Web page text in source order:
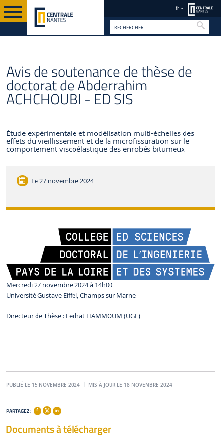
fr
Avis de soutenance de thèse de
doctorat de Abderrahim
ACHCHOUBI - ED SIS
Étude expérimentale et modélisation multi-échelles des
effets du vieillissement et de la microfissuration sur le
comportement viscoélastique des enrobés bitumeux
Le27 novembre 2024
Mercredi 27 novembre 2024 à 14h00
Université Gustave Eiffel, Champs sur Marne
Directeur de Thèse : Ferhat HAMMOUM (UGE)
PUBLIÉ LE 15 NOVEMBRE 2024 MIS À JOUR LE 18 NOVEMBRE 2024
PARTAGEZ :
Documents à télécharger